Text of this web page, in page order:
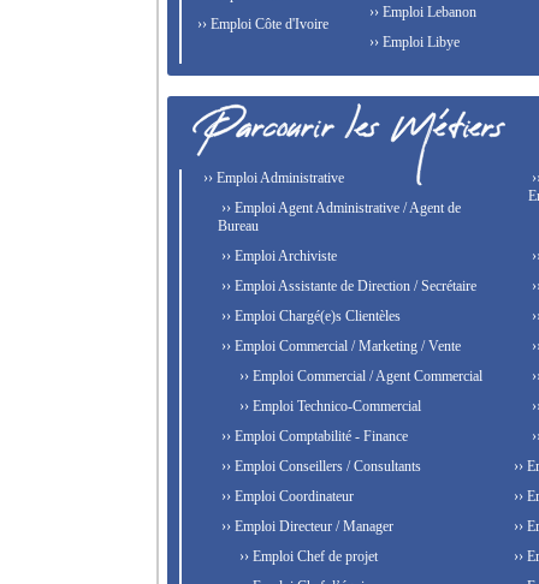
›› Emploi Côte d'Ivoire
›› Emploi Lebanon
›› Emploi Libye
›› Emploi Administrative
›› Emploi Agent Administrative / Agent de
Bureau
›› Emploi Archiviste
›› Emploi Assistante de Direction / Secrétaire
›› Emploi Chargé(e)s Clientèles
›› Emploi Commercial / Marketing / Vente
›› Emploi Commercial / Agent Commercial
›› Emploi Technico-Commercial
›› Emploi Comptabilité - Finance
›› Emploi Conseillers / Consultants
›› Emploi Coordinateur
›› Emploi Directeur / Manager
›› Emploi Chef de projet
››
››
››
››